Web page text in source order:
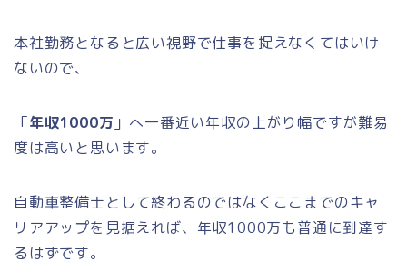
本社勤務となると広い視野で仕事を捉えなくてはいけ
ないので、
「年収1000万 」へ一番近い年収の上がり幅ですが難易
度は高いと思います。
自動車整備士として終わるのではなくここまでのキャ
リアアップを見据えれば、年収1000万も普通に到達す
るはずです。